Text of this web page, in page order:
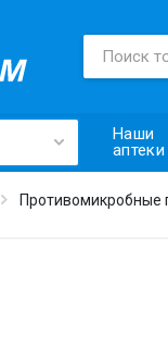
Наши
аптеки
Противомикробные